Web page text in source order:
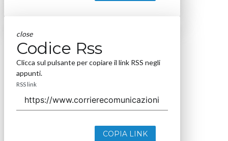
close
Codice Rss
Clicca sul pulsante per copiare il link RSS negli
appunti.
RSS link
COPIA LINK